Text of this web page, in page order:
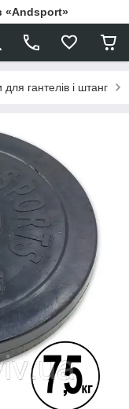
«Andsport»
гантелів і штанг